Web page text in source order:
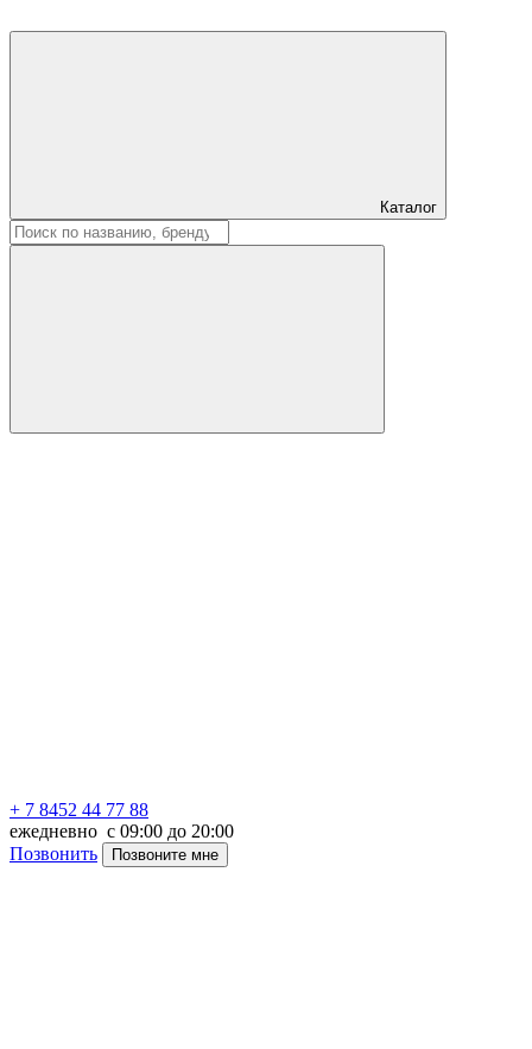
Каталог
+ 7 8452 44 77 88
ежедневно с 09:00 до 20:00
Позвонить
Позвоните мне